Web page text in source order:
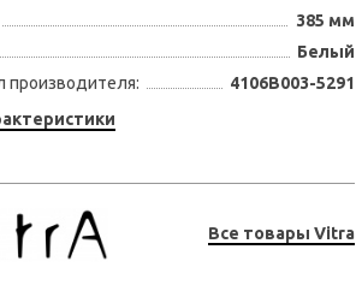
385 мм
Белый
производителя:
4106B003-5291
Все товары Vitra